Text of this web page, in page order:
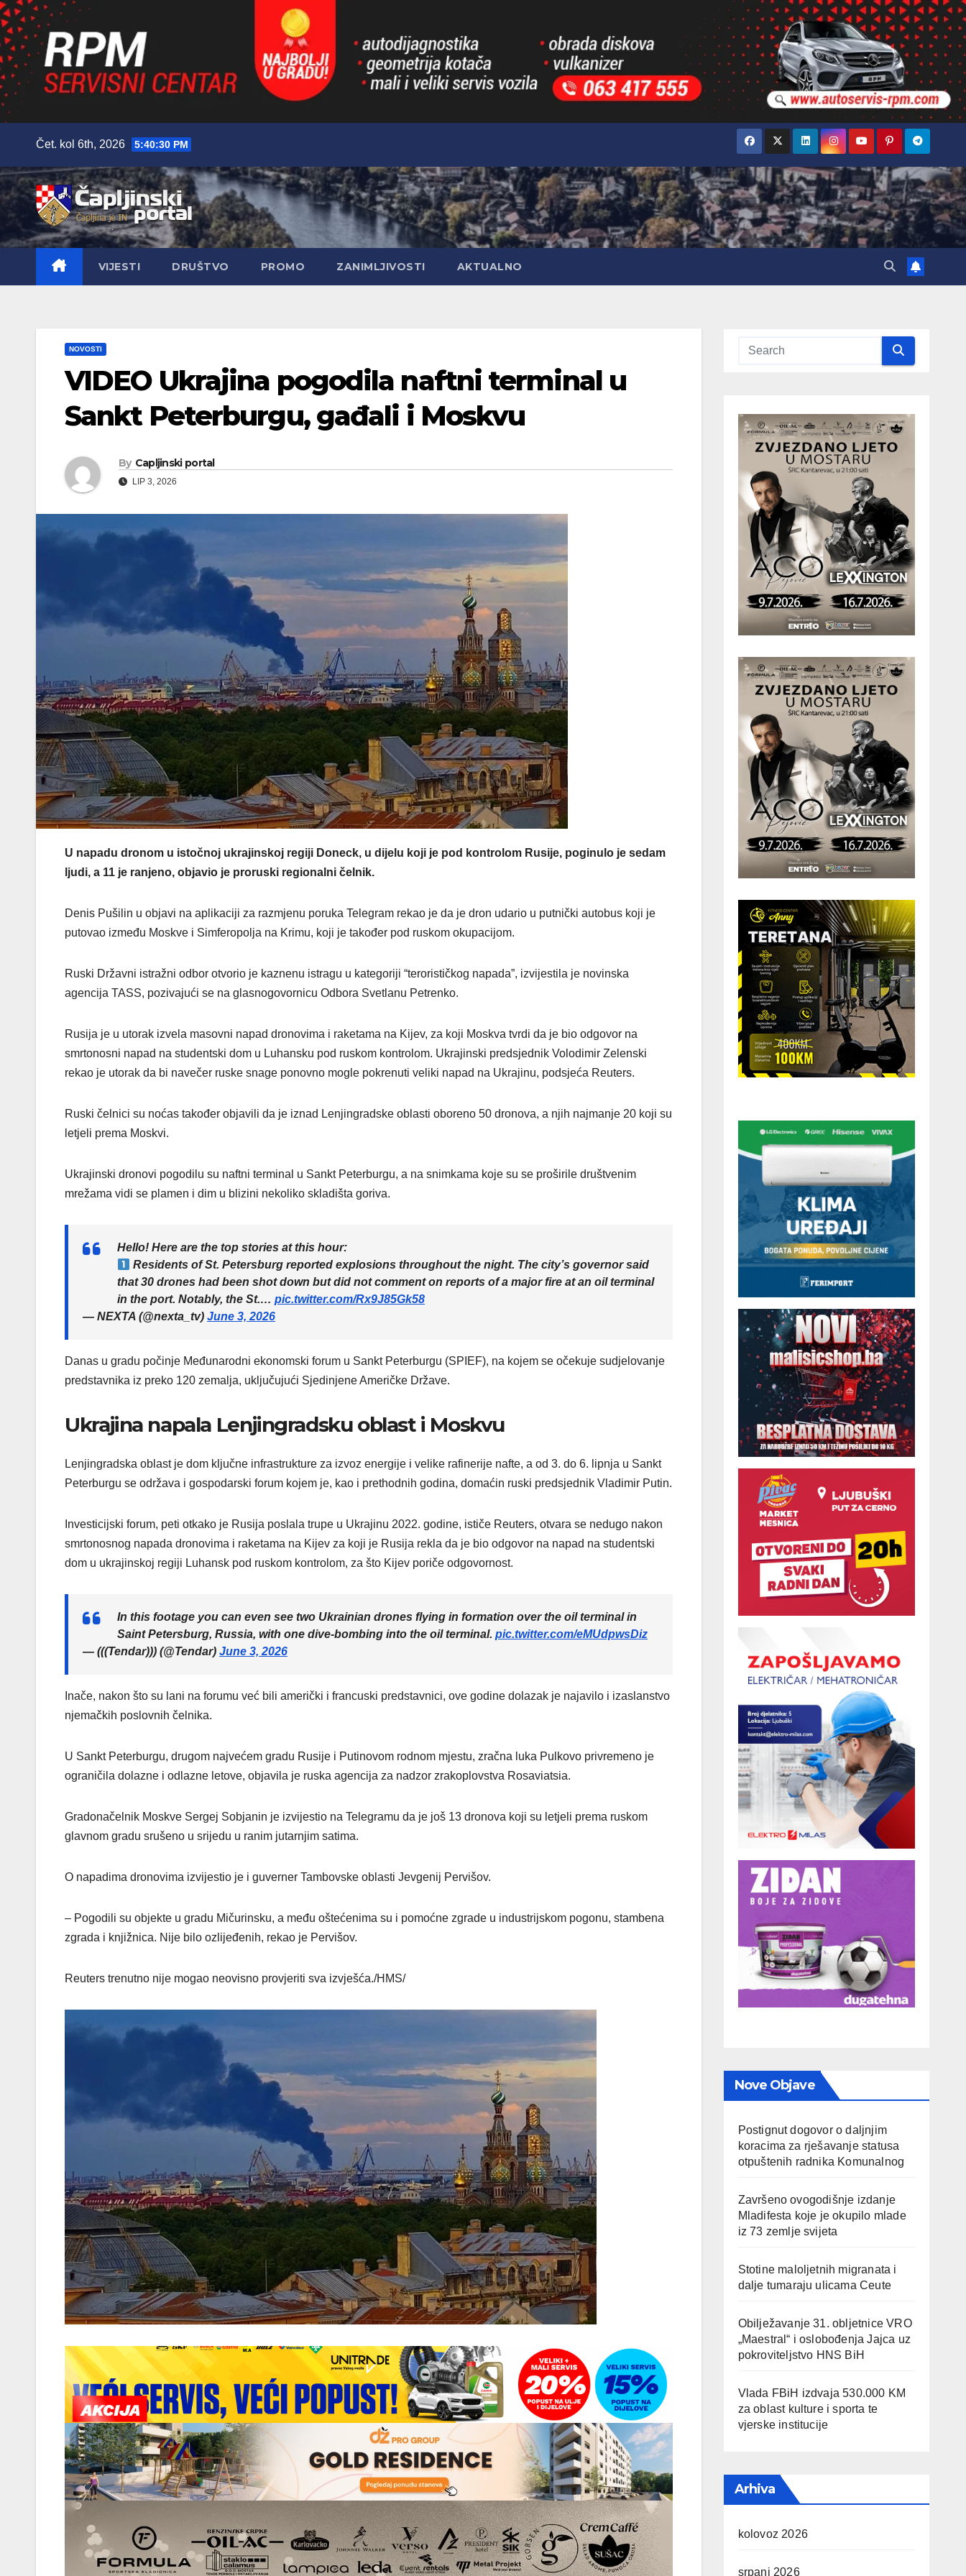
content
Čet. kol 6th, 2026 5:40:32 PM
VIJESTI DRUŠTVO PROMO ZANIMLJIVOSTI AKTUALNO
NOVOSTI
VIDEO Ukrajina pogodila naftni terminal u
Sankt Peterburgu, gađali i Moskvu
By Capljinski portal
LIP 3, 2026
U napadu dronom u istočnoj ukrajinskoj regiji Doneck, u dijelu koji je pod kontrolom Rusije, poginulo je sedam
ljudi, a 11 je ranjeno, objavio je proruski regionalni čelnik.
Denis Pušilin u objavi na aplikaciji za razmjenu poruka Telegram rekao je da je dron udario u putnički autobus koji je
putovao između Moskve i Simferopolja na Krimu, koji je također pod ruskom okupacijom.
Ruski Državni istražni odbor otvorio je kaznenu istragu u kategoriji “terorističkog napada”, izvijestila je novinska
agencija TASS, pozivajući se na glasnogovornicu Odbora Svetlanu Petrenko.
Rusija je u utorak izvela masovni napad dronovima i raketama na Kijev, za koji Moskva tvrdi da je bio odgovor na
smrtonosni napad na studentski dom u Luhansku pod ruskom kontrolom. Ukrajinski predsjednik Volodimir Zelenski
rekao je utorak da bi navečer ruske snage ponovno mogle pokrenuti veliki napad na Ukrajinu, podsjeća Reuters.
Ruski čelnici su noćas također objavili da je iznad Lenjingradske oblasti oboreno 50 dronova, a njih najmanje 20 koji su
letjeli prema Moskvi.
Ukrajinski dronovi pogodilu su naftni terminal u Sankt Peterburgu, a na snimkama koje su se proširile društvenim
mrežama vidi se plamen i dim u blizini nekoliko skladišta goriva.
Hello! Here are the top stories at this hour:
Residents of St. Petersburg reported explosions throughout the night. The city’s governor said
that 30 drones had been shot down but did not comment on reports of a major fire at an oil terminal
in the port. Notably, the St.… pic.twitter.com/Rx9J85Gk58
— NEXTA (@nexta_tv) June 3, 2026
Danas u gradu počinje Međunarodni ekonomski forum u Sankt Peterburgu (SPIEF), na kojem se očekuje sudjelovanje
predstavnika iz preko 120 zemalja, uključujući Sjedinjene Američke Države.
Ukrajina napala Lenjingradsku oblast i Moskvu
Lenjingradska oblast je dom ključne infrastrukture za izvoz energije i velike rafinerije nafte, a od 3. do 6. lipnja u Sankt
Peterburgu se održava i gospodarski forum kojem je, kao i prethodnih godina, domaćin ruski predsjednik Vladimir Putin.
Investicijski forum, peti otkako je Rusija poslala trupe u Ukrajinu 2022. godine, ističe Reuters, otvara se nedugo nakon
smrtonosnog napada dronovima i raketama na Kijev za koji je Rusija rekla da je bio odgovor na napad na studentski
dom u ukrajinskoj regiji Luhansk pod ruskom kontrolom, za što Kijev poriče odgovornost.
In this footage you can even see two Ukrainian drones flying in formation over the oil terminal in
Saint Petersburg, Russia, with one dive-bombing into the oil terminal. pic.twitter.com/eMUdpwsDiz
— (((Tendar))) (@Tendar) June 3, 2026
Inače, nakon što su lani na forumu već bili američki i francuski predstavnici, ove godine dolazak je najavilo i izaslanstvo
njemačkih poslovnih čelnika.
U Sankt Peterburgu, drugom najvećem gradu Rusije i Putinovom rodnom mjestu, zračna luka Pulkovo privremeno je
ograničila dolazne i odlazne letove, objavila je ruska agencija za nadzor zrakoplovstva Rosaviatsia.
Gradonačelnik Moskve Sergej Sobjanin je izvijestio na Telegramu da je još 13 dronova koji su letjeli prema ruskom
glavnom gradu srušeno u srijedu u ranim jutarnjim satima.
O napadima dronovima izvijestio je i guverner Tambovske oblasti Jevgenij Pervišov.
– Pogodili su objekte u gradu Mičurinsku, a među oštećenima su i pomoćne zgrade u industrijskom pogonu, stambena
zgrada i knjižnica. Nije bilo ozlijeđenih, rekao je Pervišov.
Reuters trenutno nije mogao neovisno provjeriti sva izvješća./HMS/
Nove Objave
Postignut dogovor o daljnjim
koracima za rješavanje statusa
otpuštenih radnika Komunalnog
Završeno ovogodišnje izdanje
Mladifesta koje je okupilo mlade
iz 73 zemlje svijeta
Stotine maloljetnih migranata i
dalje tumaraju ulicama Ceute
Obilježavanje 31. obljetnice VRO
„Maestral“ i oslobođenja Jajca uz
pokroviteljstvo HNS BiH
Vlada FBiH izdvaja 530.000 KM
za oblast kulture i sporta te
vjerske institucije
Arhiva
kolovoz 2026
srpanj 2026